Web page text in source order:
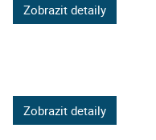
Zobrazit detaily
Zobrazit detaily